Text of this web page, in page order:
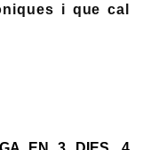
i que cal